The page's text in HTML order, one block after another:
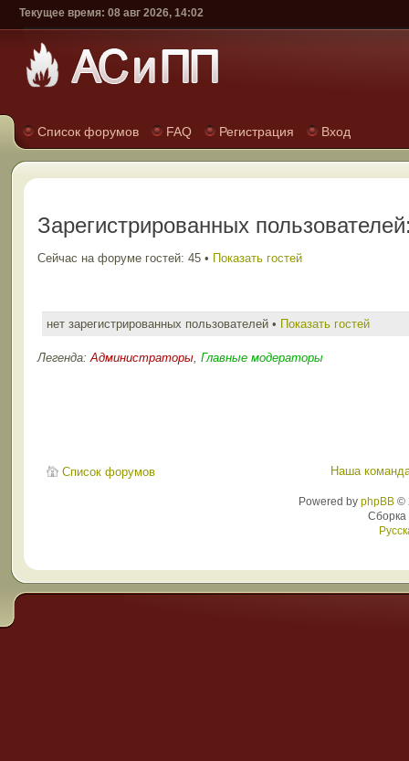
Текущее время: 08 авг 2026, 14:02
Список форумов FAQ Регистрация Вход
Зарегистрированных
Сейчас на форуме гостей: 45 • Показать гостей
нет зарегистрированных пользователей • Показать гостей
Легенда:Администраторы, Главные модераторы
Список форумов Наша
Powered by phpBB©